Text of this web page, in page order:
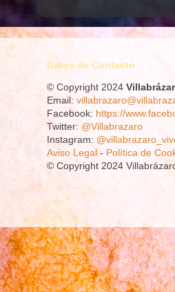
Datos de Contacto
© Copyright 2024
Email:
Facebook: https://
Twitter: @Villabrazaro
Instagram:
Aviso Legal- Política de
© Copyright 2024